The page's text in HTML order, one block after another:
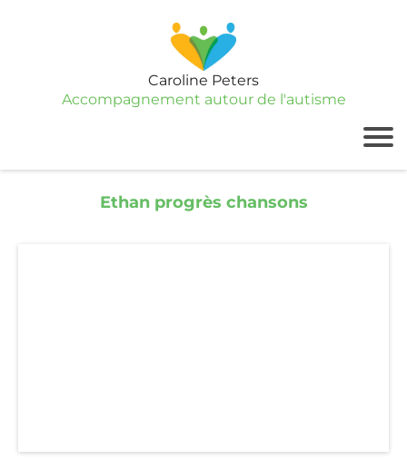
Caroline Peters
Accompagnement autour de l'autisme
Ethan progrès chansons